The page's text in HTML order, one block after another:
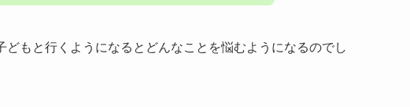
もと行くようになるとどんなことを悩むようになるのでし